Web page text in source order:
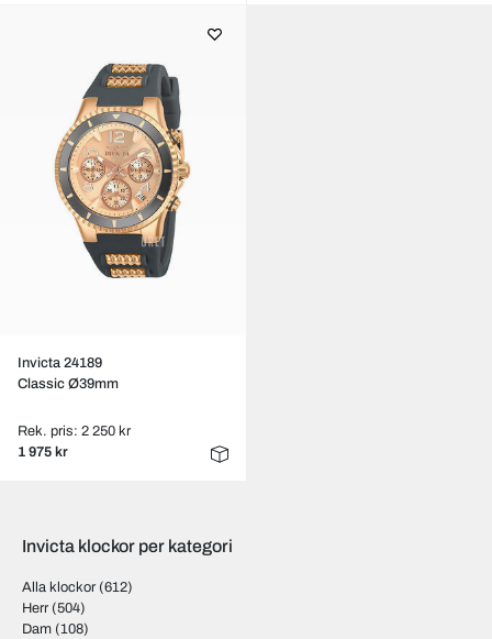
Invicta 24189
Classic Ø39mm
Rek. pris: 2 250 kr
1 975 kr
Invicta klockor per kategori
Alla klockor (612)
Herr (504)
Dam (108)